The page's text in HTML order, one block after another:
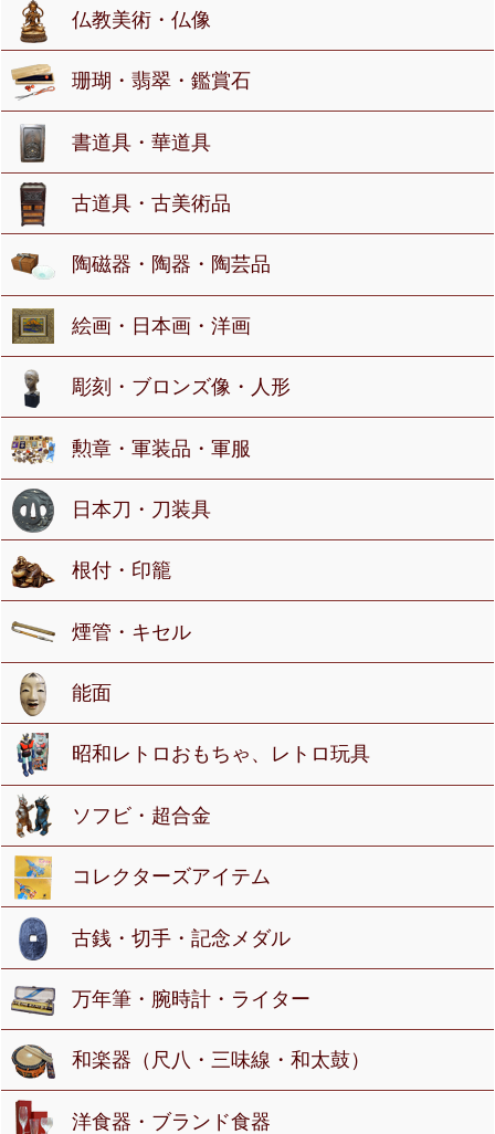
仏教美術・仏像
珊瑚・翡翠・鑑賞石
書道具・華道具
古道具・古美術品
陶磁器・陶器・陶芸品
絵画・日本画・洋画
彫刻・ブロンズ像・人形
勲章・軍装品・軍服
日本刀・刀装具
根付・印籠
煙管・キセル
能面
昭和レトロおもちゃ、レトロ玩具
ソフビ・超合金
コレクターズアイテム
古銭・切手・記念メダル
万年筆・腕時計・ライター
和楽器（尺八・三味線・和太鼓）
洋食器・ブランド食器